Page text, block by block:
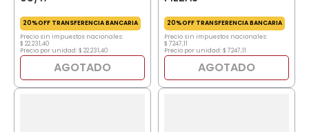
20%OFF TRANSFERENCIA BANCARIA
Precio sin impuestos nacionales:
$ 22.231,40
Precio por unidad: $ 22.231,40
AGOTADO
20%OFF TRANSFERENCIA BANCARIA
Precio sin impuestos nacionales:
$ 7247,11
Precio por unidad:$ 7247,11
AGOTADO